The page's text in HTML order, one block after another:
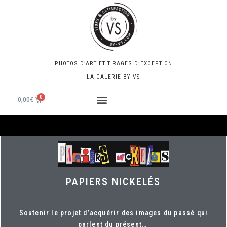
PHOTOS D’ART ET TIRAGES D’EXCEPTION
LA GALERIE BY-VS
0,00€
PAPIERS NICKELÉS
Soutenir le projet d’acquérir des images du passé qui
parlent du présent…